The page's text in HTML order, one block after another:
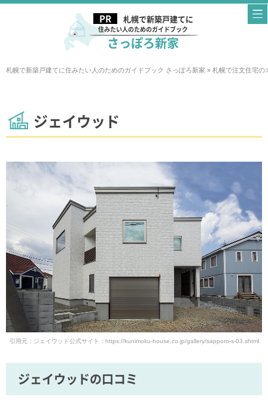
札幌で新築戸建てに
住みたい人のためのガイドブック
さっぽろ新家
札幌で新築戸建てに住みたい人のためのガイドブック さっぽろ新家 » 札幌で注文住宅の
ジェイウッド
引用元：ジェイウッド公式サイト：https://kunimoku-house.co.jp/gallery/sapporo-s-03.shtml
ジェイウッドの口コミ